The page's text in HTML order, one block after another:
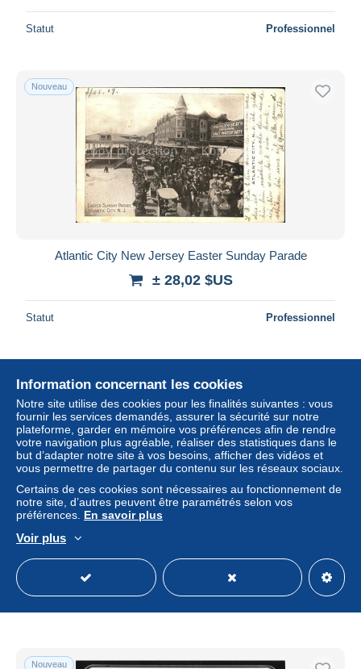
Statut Professionnel
Nouveau
Atlantic City New Jersey Easter Sunday Parade
± 28,02 $US
Statut Professionnel
Atlantic City New Jersey Chelsea Park Boulevard
± 7,86 $US
Nouveau
Information concernant les cookies
Notre site utilise des cookies pour les finalités suivantes : vous
fournir les services demandés, assurer la sécurité sur notre
plateforme, garder en mémoire vos préférences afin de rendre
votre navigation plus agréable, réaliser des statistiques dans le
but d’adapter notre site à vos besoins, afficher des vidéos et
vous permettre de partager du contenu sur les réseaux sociaux.
Certains de ces cookies sont nécessaires au fonctionnement de
notre site, d’autres peuvent être paramétrés selon vos
préférences. En savoir plus
Voir plus